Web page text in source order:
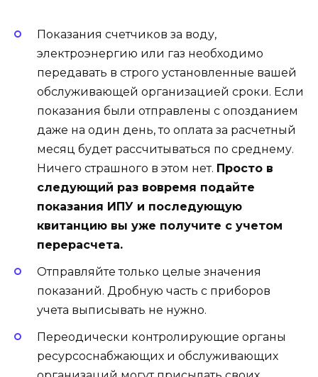
Показания счетчиков за воду,
электроэнергию или газ необходимо
передавать в строго установленные вашей
обслуживающей организацией сроки. Если
показания были отправлены с опозданием
даже на один день, то оплата за расчетный
месяц будет рассчитываться по среднему.
Ничего страшного в этом нет. Просто в
следующий раз вовремя подайте
показания ИПУ и последующую
квитанцию вы уже получите с учетом
перерасчета.
Отправляйте только целые значения
показаний. Дробную часть с приборов
учета выписывать не нужно.
Переодически контролирующие органы
ресурсоснабжающих и обслуживающих